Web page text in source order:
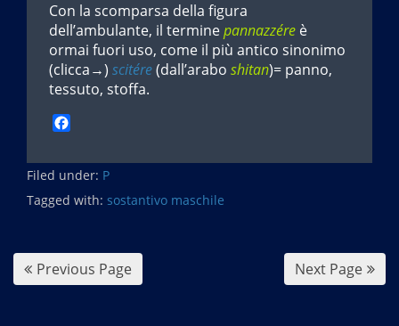
Con la scomparsa della figura
dell’ambulante, il terminepannazzére è
ormai fuori uso, come il più antico sinonimo
(clicca→) scitére(dall’arabo shitan)= panno,
tessuto, stoffa.
c
e
b
Filed under: P
Tagged with: sostantivo maschile
Previous Page Next Page